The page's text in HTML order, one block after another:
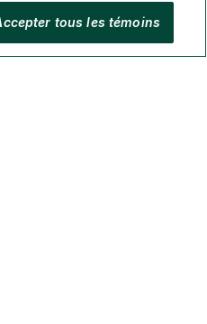
Accessibilité
tous les témoins